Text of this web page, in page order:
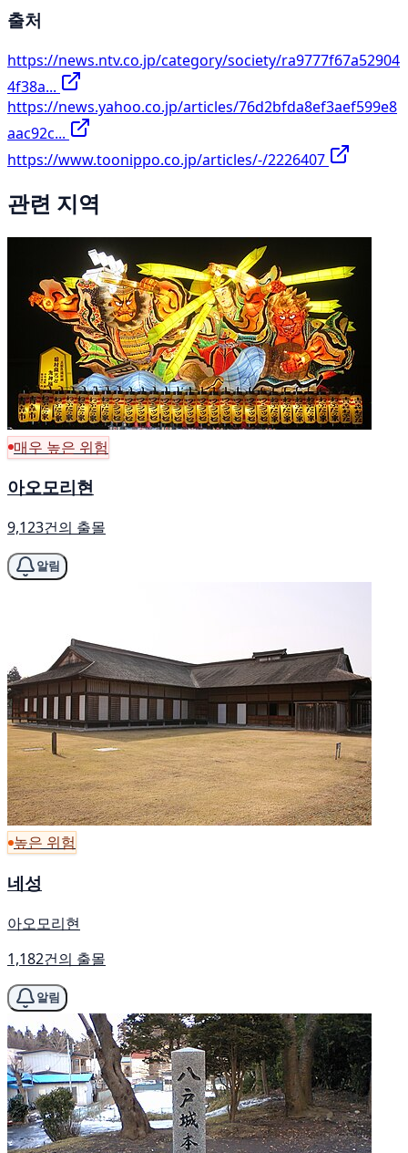
출처
https://news.ntv.co.jp/category/society/ra9777f67a52904
4f38a...
https://news.yahoo.co.jp/articles/76d2bfda8ef3aef599e8
aac92c...
https://www.toonippo.co.jp/articles/-/2226407
관련 지역
매우 높은 위험
아오모리현
9,123건의 출몰
알림
높은 위험
네성
아오모리현
1,182건의 출몰
알림